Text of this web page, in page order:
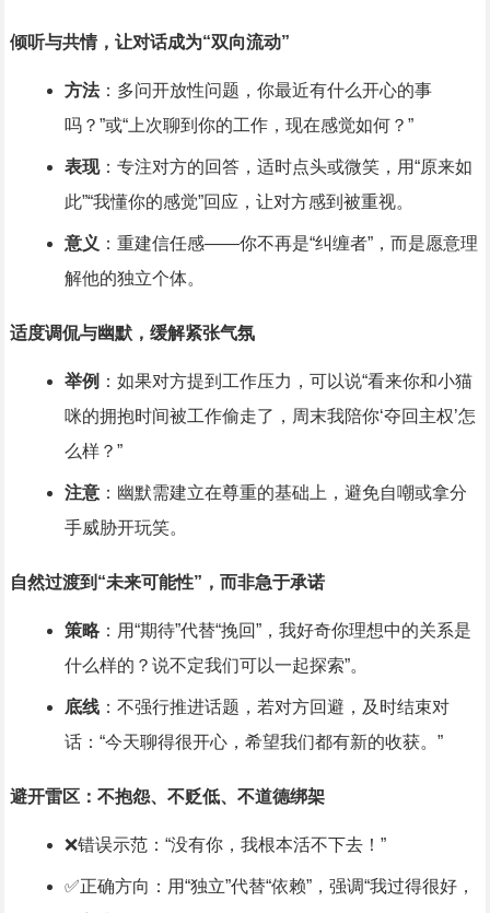
倾听与共情，让对话成为“双向流动”
方法：多问开放性问题，你最近有什么开心的事
吗？”或“上次聊到你的工作，现在感觉如何？”
表现：专注对方的回答，适时点头或微笑，用“原来如
此”“我懂你的感觉”回应，让对方感到被重视。
意义 ：重建信任感——你不再是“纠缠者”，而是愿意理
解他的独立个体。
适度调侃与幽默，缓解紧张气氛
举例 ：如果对方提到工作压力，可以说“看来你和小猫
咪的拥抱时间被工作偷走了，周末我陪你‘夺回主权’怎
么样？”
注意：幽默需建立在尊重的基础上，避免自嘲或拿分
手威胁开玩笑。
自然过渡到“未来可能性”，而非急于承诺
策略：用“期待”代替“挽回”，我好奇你理想中的关系是
什么样的？说不定我们可以一起探索”。
底线：不强行推进话题，若对方回避，及时结束对
话：“今天聊得很开心，希望我们都有新的收获。”
避开雷区：不抱怨、不贬低、不道德绑架
❌错误示范：“没有你，我根本活不下去！”
✅正确方向：用“独立”代替“依赖”，强调“我过得很好，